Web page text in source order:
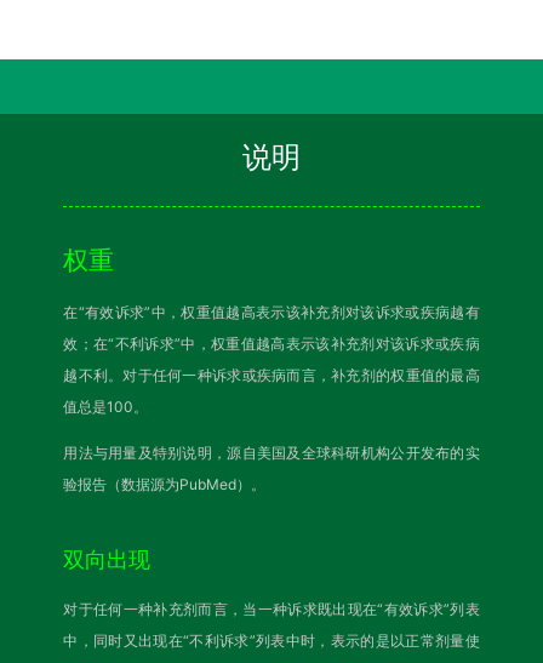
说明
权重
在“有效诉求”中，权重值越高表示该补充剂对该诉求或疾病越有
效；在“不利诉求”中，权重值越高表示该补充剂对该诉求或疾病
越不利。对于任何一种诉求或疾病而言，补充剂的权重值的最高
值总是100。
用法与用量及特别说明，源自美国及全球科研机构公开发布的实
验报告（数据源为PubMed）。
双向出现
对于任何一种补充剂而言，当一种诉求既出现在“有效诉求”列表
中，同时又出现在“不利诉求”列表中时，表示的是以正常剂量使